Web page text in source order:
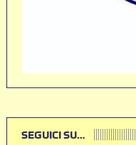
SEGUICI SU…